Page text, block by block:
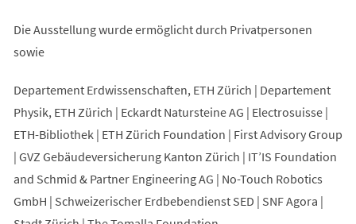
Die Ausstellung wurde ermöglicht durch Privatpersonen
sowie
Departement Erdwissenschaften, ETH Zürich | Departement
Physik, ETH Zürich | Eckardt Natursteine AG | Electrosuisse |
ETH-Bibliothek | ETH Zürich Foundation | First Advisory Group
| GVZ Gebäudeversicherung Kanton Zürich | IT’IS Foundation
and Schmid & Partner Engineering AG | No-Touch Robotics
GmbH | Schweizerischer Erdbebendienst SED | SNF Agora |